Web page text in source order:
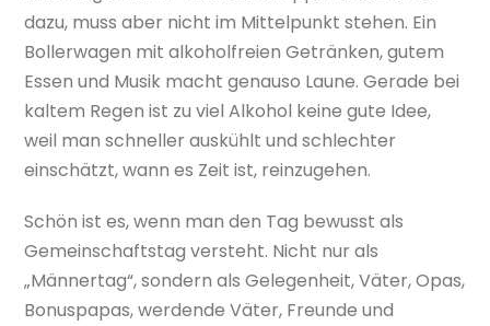
dazu, muss aber nicht im Mittelpunkt stehen. Ein
Bollerwagen mit alkoholfreien Getränken, gutem
Essen und Musik macht genauso Laune. Gerade bei
kaltem Regen ist zu viel Alkohol keine gute Idee,
weil man schneller auskühlt und schlechter
einschätzt, wann es Zeit ist, reinzugehen.
Schön ist es, wenn man den Tag bewusst als
Gemeinschaftstag versteht. Nicht nur als
„Männertag“, sondern als Gelegenheit, Väter, Opas,
Bonuspapas, werdende Väter, Freunde und